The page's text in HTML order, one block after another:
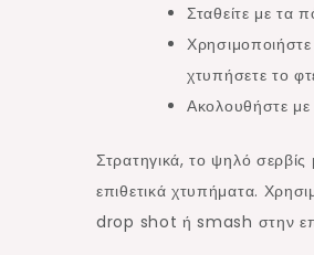
Σταθείτε με τα
χτυπήσετε το
Ακολουθήστε με
Στρατηγικά, το ψηλό σερβίς
επιθετικά χτυπήματα.
drop shot ή smash στην